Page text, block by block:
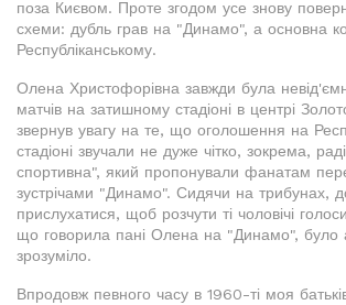
поза Києвом. Проте згодом усе знову
схеми: дубль грав на "Динамо", а основна
Республіканському.
Олена Христофорівна завжди була
матчів на затишному стадіоні в центрі
звернув увагу на те, що оголошення на
стадіоні звучали не дуже чітко, зокрема,
спортивна", який пропонували фанатам
зустрічами "Динамо". Сидячи на трибунах,
прислухатися, щоб розчути ті чоловічі
що говорила пані Олена на "Динамо", було
зрозуміло.
Впродовж певного часу в 1960-ті моя